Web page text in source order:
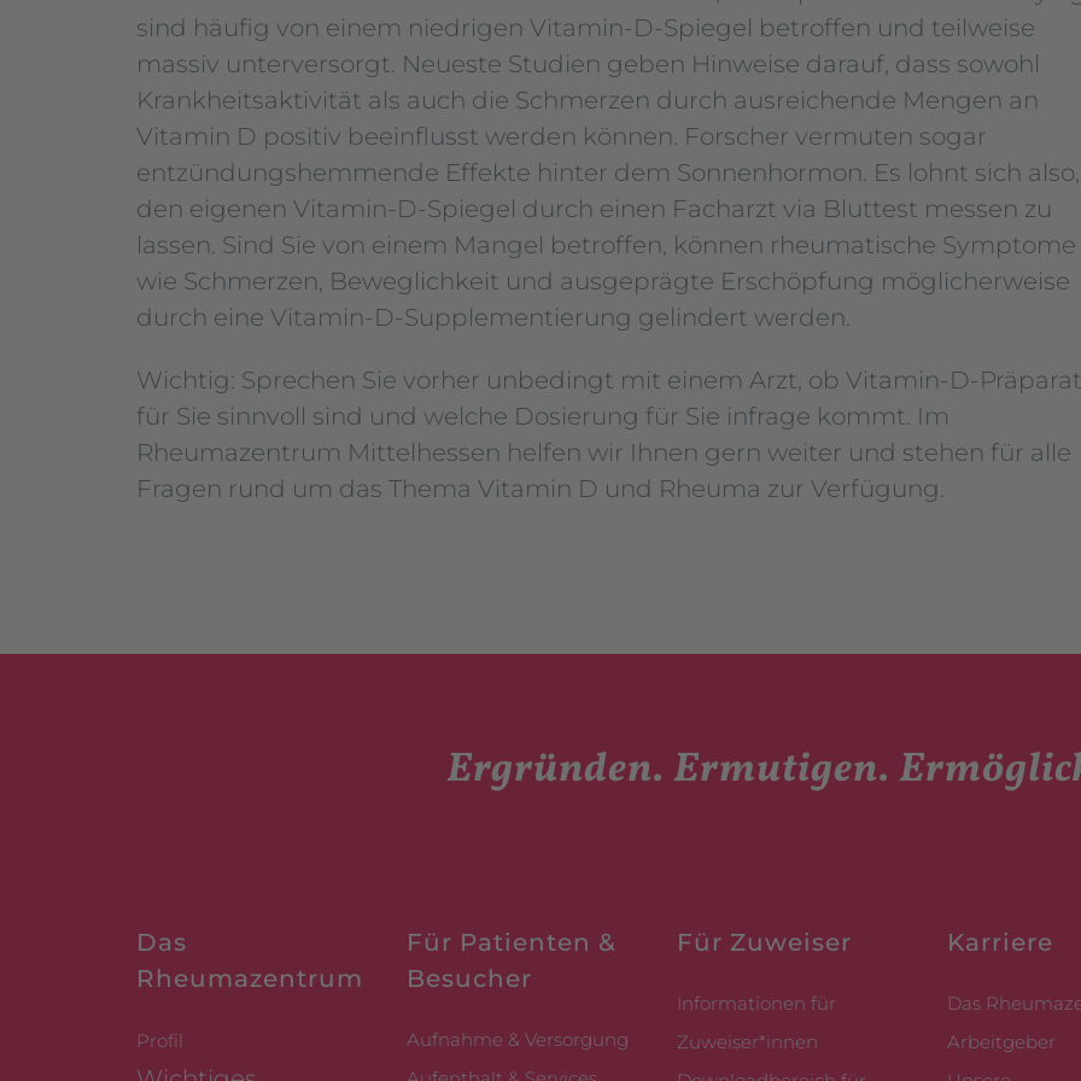
sind häufig von einem niedrigen Vitamin-D-Spiegel betroffen und teilweise
massiv unterversorgt. Neueste Studien geben Hinweise darauf, dass sowohl
Krankheitsaktivität als auch die Schmerzen durch ausreichende Mengen an
Vitamin D positiv beeinflusst werden können. Forscher vermuten sogar
entzündungshemmende Effekte hinter dem Sonnenhormon. Es lohnt sich also,
den eigenen Vitamin-D-Spiegel durch einen Facharzt via Bluttest messen zu
lassen. Sind Sie von einem Mangel betroffen, können rheumatische Symptome
wie Schmerzen, Beweglichkeit und ausgeprägte Erschöpfung möglicherweise
durch eine Vitamin-D-Supplementierung gelindert werden.
Wichtig: Sprechen Sie vorher unbedingt mit einem Arzt, ob Vitamin-D-
für Sie sinnvoll sind und welche Dosierung für Sie infrage kommt. Im
Rheumazentrum Mittelhessen helfen wir Ihnen gern weiter und stehen für alle
Fragen rund um das Thema Vitamin D und Rheuma zur Verfügung.
Ergründen. Ermutigen.
Das
Rheumazentrum
Profil
Für Patienten &
Besucher
Aufnahme & Versorgung
Für Zuweiser
Informationen für
Zuweiser*innen
Karriere
Das
Arbeitgeber